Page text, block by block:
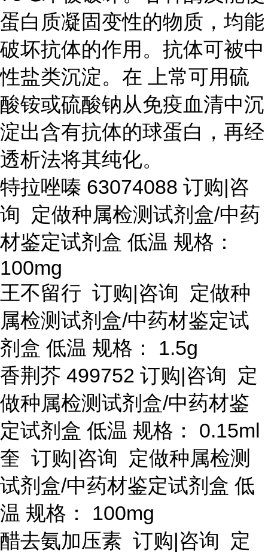
蛋白质凝固变性的物质，均能
破坏抗体的作用。抗体可被中
性盐类沉淀。在 上常可用硫
酸铵或硫酸钠从免疫血清中沉
淀出含有抗体的球蛋白，再经
透析法将其纯化。
特拉唑嗪 63074088 订购|咨
询 定做种属检测试剂盒/中药
材鉴定试剂盒 低温 规格：
100mg
王不留行 订购|咨询 定做种
属检测试剂盒/中药材鉴定试
剂盒 低温 规格： 1.5g
香荆芥 499752 订购|咨询 定
做种属检测试剂盒/中药材鉴
定试剂盒 低温 规格： 0.15ml
奎 订购|咨询 定做种属检测
试剂盒/中药材鉴定试剂盒 低
温 规格： 100mg
醋去氨加压素 订购|咨询 定